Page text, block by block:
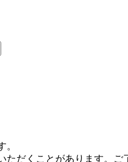
。
だくことがあります。ご